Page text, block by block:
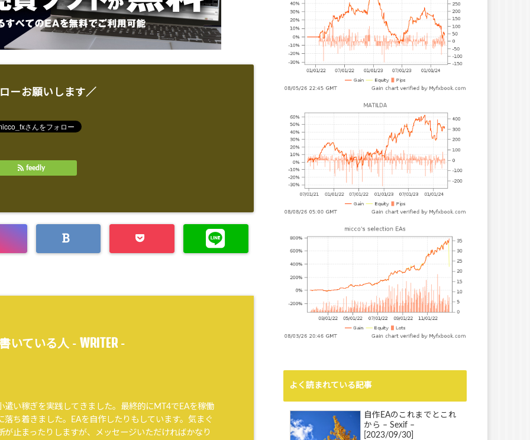
ーお願いします／
feedly
いている人 - WRITER-
遣い稼ぎを実践してきました。最終的にMT4でEAを稼働
落ち着きました。EAを自作したりもしています。気まぐ
が止まったりしますが、メッセージいただければかなり
よく読まれている記事
自作EAのこれまでとこれ
から – Sexif –
[2023/09/30]